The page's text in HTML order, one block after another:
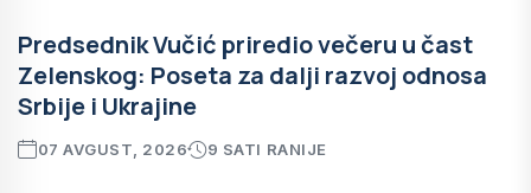
Predsednik Vučić priredio večeru u čast
Zelenskog: Poseta za dalji razvoj odnosa
Srbije i Ukrajine
07 AVGUST, 2026 9 SATI RANIJE